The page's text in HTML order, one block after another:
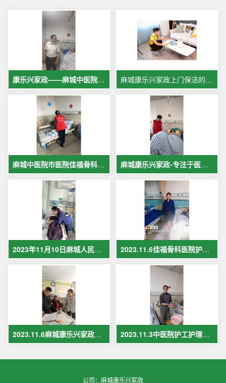
康乐兴家政——麻城中医院专业护工服务，让爱与专业同行 麻城康乐兴家政上门保洁的案例
麻城中医院市医院佳福骨科医院铁路医院护工案例展示 麻城康乐兴家政-专注于医院护理，致力于打造全麻城优质护工护理
2023年11月10日麻城人民医院护工在岗护理病人现场照片 2023.11.6佳福骨科医院护工护理病人
2023.11.6麻城康乐兴家政保姆案例 2023.11.3中医院护工护理案例
公司：麻城康乐兴家政